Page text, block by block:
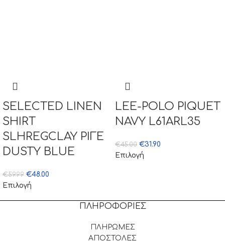
SELECTED LINEN
SHIRT
SLHREGCLAY ΡΙΓΕ
DUSTY BLUE
€59.99 €48.00
Επιλογή
LEE-POLO PIQUET
NAVY L61ARL35
€45.00 €31.90
Επιλογή
ΠΛΗΡΟΦΟΡΙΕΣ
ΠΛΗΡΩΜΕΣ
ΑΠΟΣΤΟΛΕΣ